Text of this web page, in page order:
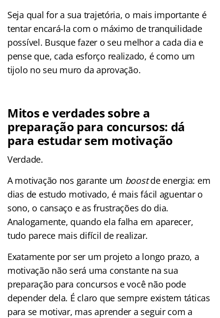
Seja qual for a sua trajetória, o mais importante é
tentar encará-la com o máximo de tranquilidade
possível. Busque fazer o seu melhor a cada dia e
pense que, cada esforço realizado, é como um
tijolo no seu muro da aprovação.
Mitos e verdades sobre a
preparação para concursos: dá
para estudar sem motivação
Verdade.
A motivação nos garante um boostde energia: em
dias de estudo motivado, é mais fácil aguentar o
sono, o cansaço e as frustrações do dia.
Analogamente, quando ela falha em aparecer,
tudo parece mais difícil de realizar.
Exatamente por ser um projeto a longo prazo, a
motivação não será uma constante na sua
preparação para concursos e você não pode
depender dela. É claro que sempre existem táticas
para se motivar, mas aprender a seguir com a